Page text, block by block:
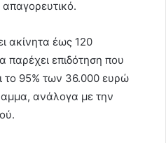
ακίνητα έως 120
παρέχει επιδότηση που
το 95% των 36.000 ευρώ
ανάλογα με την